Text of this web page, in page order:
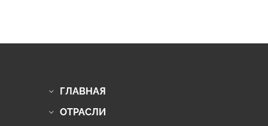
ГЛАВНАЯ
ОТРАСЛИ